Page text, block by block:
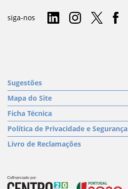
siga-nos
Sugestões
Mapa do Site
Ficha Técnica
Política de Privacidade e Segurança
Livro de Reclamações